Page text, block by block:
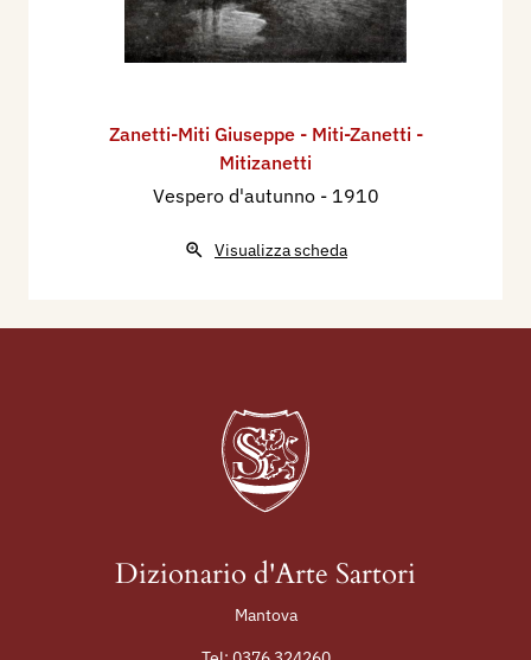
Zanetti-Miti Giuseppe - Miti-Zanetti -
Mitizanetti
Vespero d'autunno - 1910
Visualizza scheda
Dizionario d'Arte Sartori
Mantova